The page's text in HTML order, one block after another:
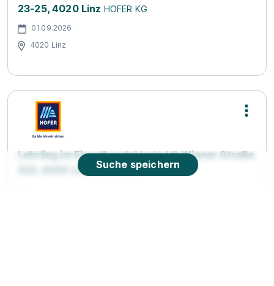
23-25, 4020 Linz HOFER KG
01.09.2026
4020 Linz
Lehrling im Einzelhandel (m/w/d) Wiener Straße
523, 4030 Linz
HOFER KG
Suche speichern